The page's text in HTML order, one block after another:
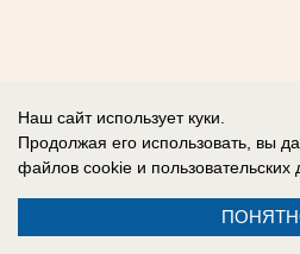
Наш сайт использует куки.
Продолжая его использовать, вы
файлов cookie и пользовательских